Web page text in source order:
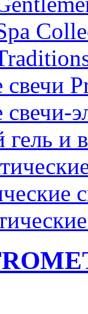
свечи
свечи-
гель и